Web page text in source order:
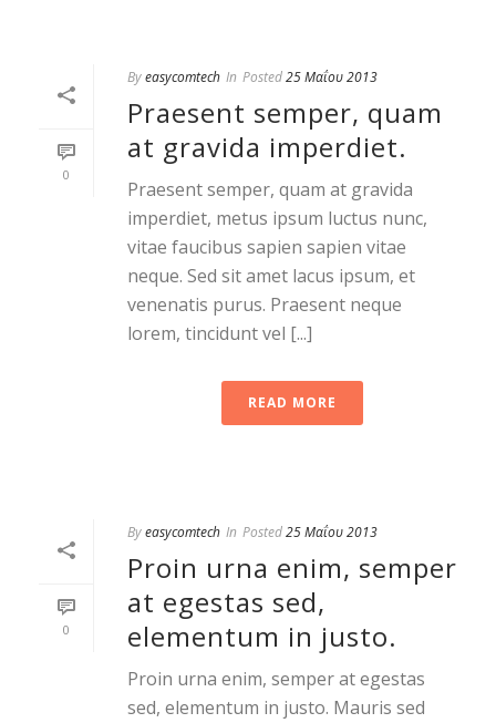
0
Byeasycomtech In Posted25 Μαΐου 2013
Praesent semper, quam
at gravida imperdiet.
Praesent semper, quam at gravida
imperdiet, metus ipsum luctus nunc,
vitae faucibus sapien sapien vitae
neque. Sed sit amet lacus ipsum, et
venenatis purus. Praesent neque
lorem, tincidunt vel [...]
READ MORE
0
Byeasycomtech In Posted25 Μαΐου 2013
Proin urna enim, semper
at egestas sed,
elementum in justo.
Proin urna enim, semper at egestas
sed, elementum in justo. Mauris sed